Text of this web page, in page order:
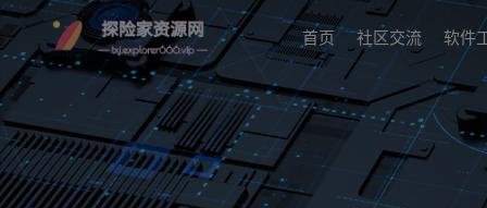
首页 社区交流 软件